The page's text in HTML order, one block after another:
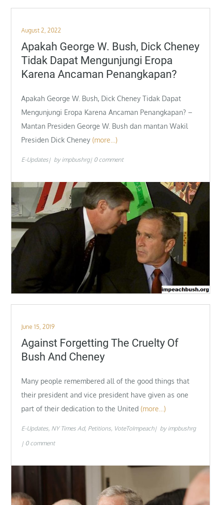
Posted
on
August 2, 2022
Apakah George W. Bush, Dick Cheney
Tidak Dapat Mengunjungi Eropa
Karena Ancaman Penangkapan?
Apakah George W. Bush, Dick Cheney Tidak Dapat
Mengunjungi Eropa Karena Ancaman Penangkapan? –
Mantan Presiden George W. Bush dan mantan Wakil
Presiden Dick Cheney (more…)
E-Updates by impbushrg 0 comment
Posted
on
June 15, 2019
Against Forgetting The Cruelty Of
Bush And Cheney
Many people remembered all of the good things that
their president and vice president have given as one
part of their dedication to the United (more…)
E-Updates NY Times Ad Petitions VoteToImpeach by impbushrg
0 comment